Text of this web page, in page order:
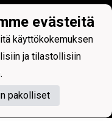
evästeitä
käyttökokemuksen
ja tilastollisiin
pakolliset